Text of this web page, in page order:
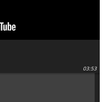
03:53